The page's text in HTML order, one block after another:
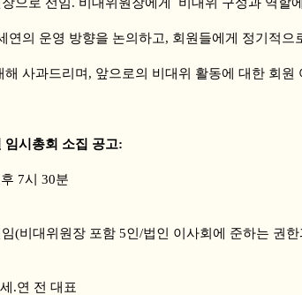
연의 운영 방향을 논의하고, 회원들에게 정기적으
사과드리며, 앞으로의 비대위 활동에 대한 회원
임시총회 소집 공고:
7시 30분
(비대위원장 포함 5인/법인 이사회에 준하는 권
.연 전 대표